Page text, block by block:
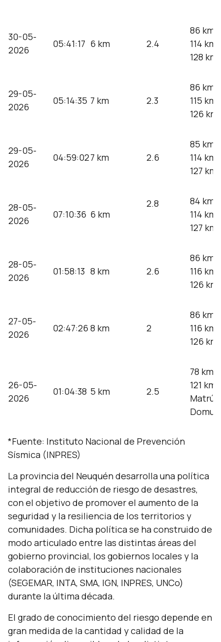
30-05-
2026
05:41:17 6 km 2.4
86 km
114
128
29-05-
2026
05:14:35 7 km 2.3
86 km
115
126
29-05-
2026
04:59:027 km 2.6
85 km
114
127
28-05-
2026
07:10:36 6 km
2.8
84 km
114
127
28-05-
2026
01:58:13 8 km 2.6
86 km
116
126
27-05-
2026
02:47:26 8 km 2
86 km
116
126
26-05-
2026
01:04:38 5 km 2.5
78 km
121 km
Matrú;
*Fuente: Instituto Nacional de Prevención
Sísmica (INPRES)
La provincia del Neuquén desarrolla una política
integral de reducción de riesgo de desastres,
con el objetivo de promover el aumento de la
seguridad y la resiliencia de los territorios y
comunidades. Dicha política se ha construido de
modo articulado entre las distintas áreas del
gobierno provincial, los gobiernos locales y la
colaboración de instituciones nacionales
(SEGEMAR, INTA, SMA, IGN, INPRES, UNCo)
durante la última década.
El grado de conocimiento del riesgo depende en
gran medida de la cantidad y calidad de la